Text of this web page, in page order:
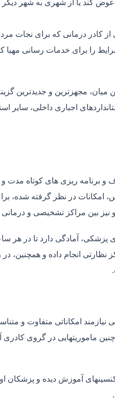
کند یا از شهری به شهر دیگر
کادر درمانی که برای نجات
را برای خدمات رسانی مهیا
مجهزترین و جدیدترین
اجباری داخلی، سایر
برنامه ریزی های کوتاه مدت و
امکانات در نظر گرفته شده،
نیز بین مراکز تشخیصی و
پزشکی، آمادگی دارد تا در هر
انجام داده و همچنین، در
نیازمند امکاناتی متفاوت و
چنین ماموریتهایی در گروی
آموزش دیده و پزشکان